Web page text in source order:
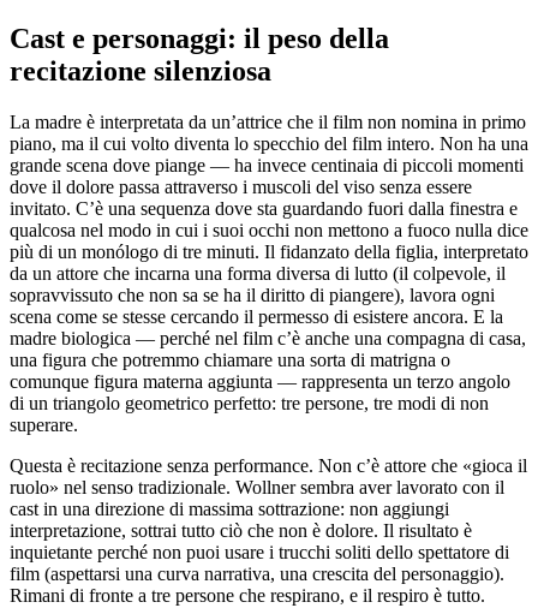
Cast e personaggi: il peso della
recitazione silenziosa
La madre è interpretata da un’attrice che il film non nomina in primo
piano, ma il cui volto diventa lo specchio del film intero. Non ha una
grande scena dove piange — ha invece centinaia di piccoli momenti
dove il dolore passa attraverso i muscoli del viso senza essere
invitato. C’è una sequenza dove sta guardando fuori dalla finestra e
qualcosa nel modo in cui i suoi occhi non mettono a fuoco nulla dice
più di un monólogo di tre minuti. Il fidanzato della figlia, interpretato
da un attore che incarna una forma diversa di lutto (il colpevole, il
sopravvissuto che non sa se ha il diritto di piangere), lavora ogni
scena come se stesse cercando il permesso di esistere ancora. E la
madre biologica — perché nel film c’è anche una compagna di casa,
una figura che potremmo chiamare una sorta di matrigna o
comunque figura materna aggiunta — rappresenta un terzo angolo
di un triangolo geometrico perfetto: tre persone, tre modi di non
superare.
Questa è recitazione senza performance. Non c’è attore che «gioca il
ruolo» nel senso tradizionale. Wollner sembra aver lavorato con il
cast in una direzione di massima sottrazione: non aggiungi
interpretazione, sottrai tutto ciò che non è dolore. Il risultato è
inquietante perché non puoi usare i trucchi soliti dello spettatore di
film (aspettarsi una curva narrativa, una crescita del personaggio).
Rimani di fronte a tre persone che respirano, e il respiro è tutto.